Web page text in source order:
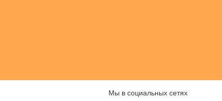
Мы в социальных сетях